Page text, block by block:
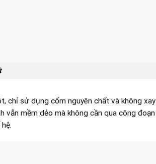
chỉ sử dụng cốm nguyên chất và không xay
vẫn mềm dẻo mà không cần qua công đoạn